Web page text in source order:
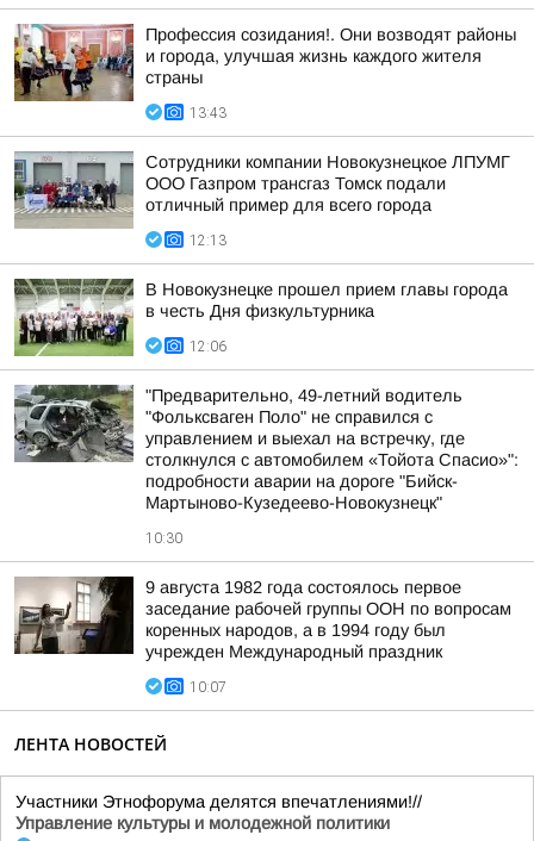
Профессия созидания!. Они возводят районы
и города, улучшая жизнь каждого жителя
страны
13:43
Сотрудники компании Новокузнецкое ЛПУМГ
ООО Газпром трансгаз Томск подали
отличный пример для всего города
12:13
В Новокузнецке прошел прием главы города
в честь Дня физкультурника
12:06
"Предварительно, 49-летний водитель
"Фольксваген Поло" не справился с
управлением и выехал на встречку, где
столкнулся с автомобилем «Тойота Спасио»":
подробности аварии на дороге "Бийск-
Мартыново-Кузедеево-Новокузнецк"
10:30
9 августа 1982 года состоялось первое
заседание рабочей группы ООН по вопросам
коренных народов, а в 1994 году был
учрежден Международный праздник
10:07
ЛЕНТА НОВОСТЕЙ
Участники Этнофорума делятся впечатлениями!//
Управление культуры и молодежной политики